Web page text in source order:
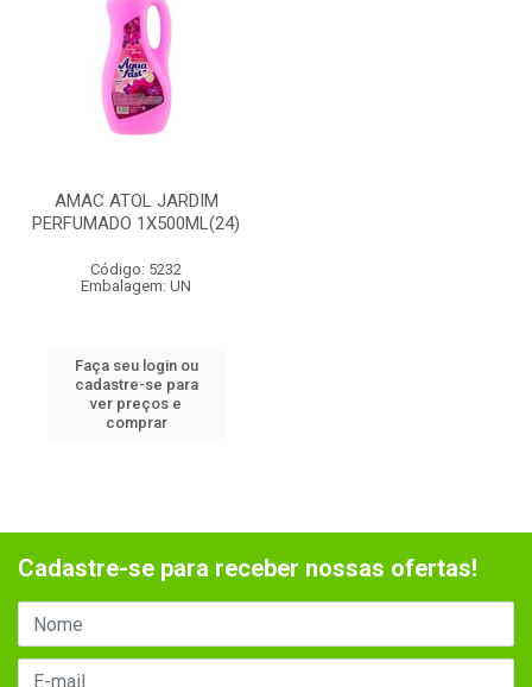
AMAC ATOL JARDIM
PERFUMADO 1X500ML(24)
Código: 5232
Embalagem: UN
Faça seu login ou
cadastre-se para
ver preços e
comprar
Cadastre-se para receber nossas ofertas!